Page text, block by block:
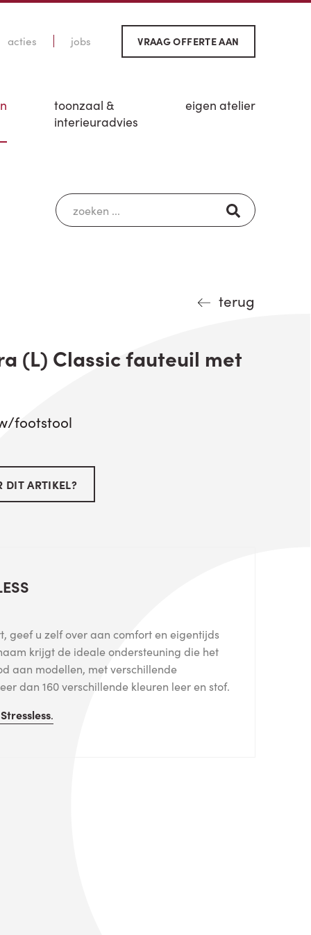
acties jobs VRAAG OFFERTE AAN
toonzaal &
interieuradvies
eigen atelier
terug
(L) Classic fauteuil met
footstool
DIT ARTIKEL?
geef u zelf over aan comfort en eigentijds
krijgt de ideale ondersteuning die het
aan modellen, met verschillende
dan 160 verschillende kleuren leer en stof.
Stressless.